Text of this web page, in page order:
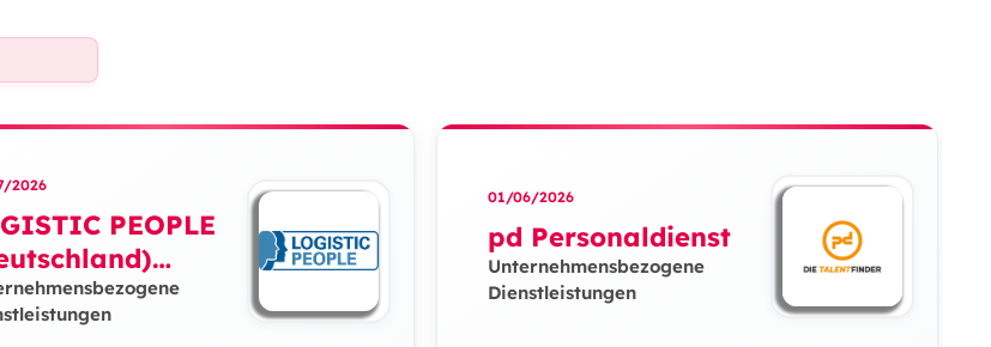
2026
PEOPLE
01/06/2026
pd Personaldienst
Unternehmensbezogene
Dienstleistungen